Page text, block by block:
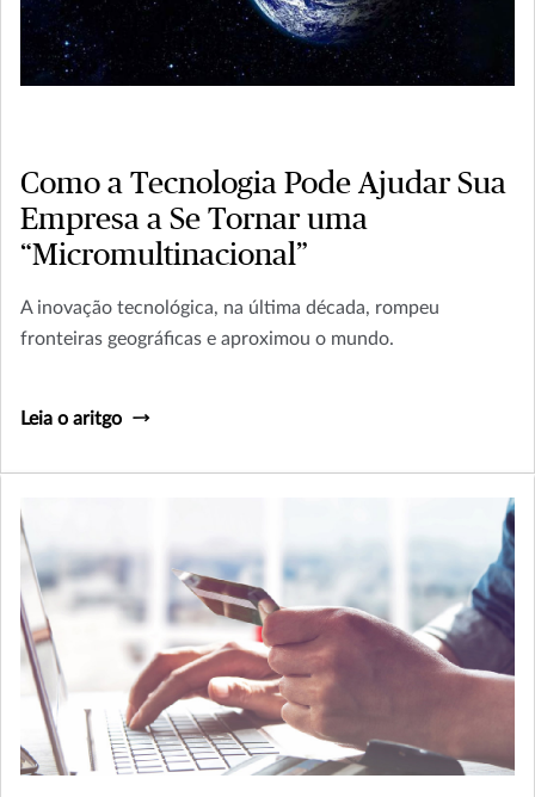
Como a Tecnologia Pode Ajudar Sua
Empresa a Se Tornar uma
“Micromultinacional”
A inovação tecnológica, na última década, rompeu
fronteiras geográficas e aproximou o mundo.
Leia o aritgo